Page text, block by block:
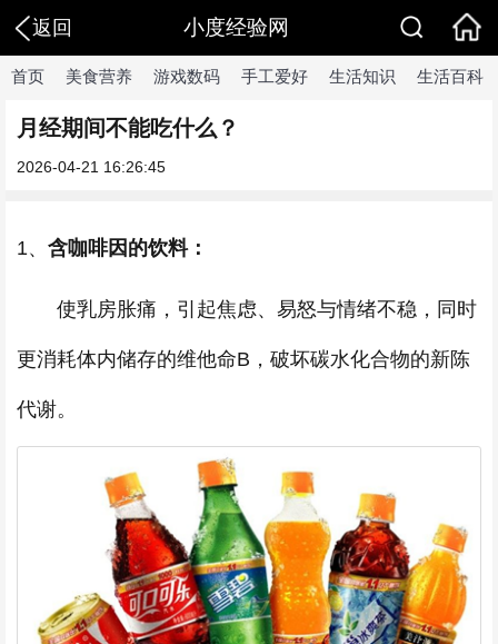
返回 小度经验网
首页 美食营养 游戏数码 手工爱好 生活知识 生活百科
月经期间不能吃什么？
2026-04-21 16:26:45
1、 含咖啡因的饮料：
使乳房胀痛，引起焦虑、易怒与情绪不稳，同时
更消耗体内储存的维他命B，破坏碳水化合物的新陈
代谢。